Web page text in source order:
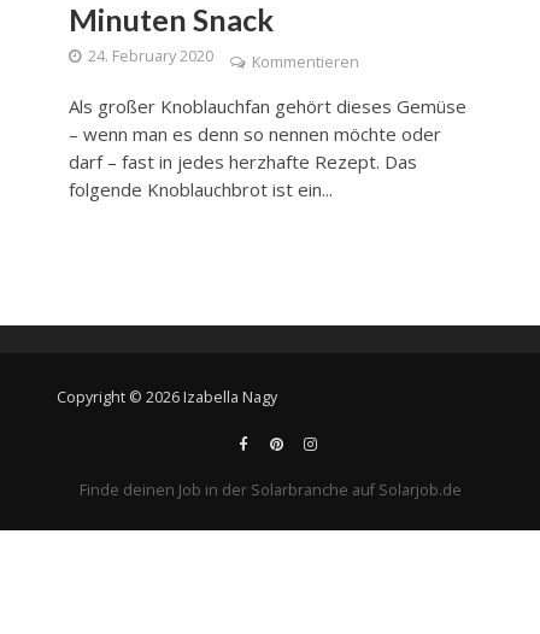
Minuten Snack
24. February 2020 Kommentieren
Als großer Knoblauchfan gehört dieses Gemüse
– wenn man es denn so nennen möchte oder
darf – fast in jedes herzhafte Rezept. Das
folgende Knoblauchbrot ist ein...
Copyright © 2026 Izabella Nagy
Finde deinen Job in der Solarbranche auf Solarjob.de